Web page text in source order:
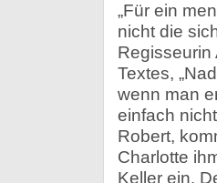
„Für ein
nicht die
Regisseurin
Textes,
wenn man
einfach
Robert,
Charlotte
Keller ein.